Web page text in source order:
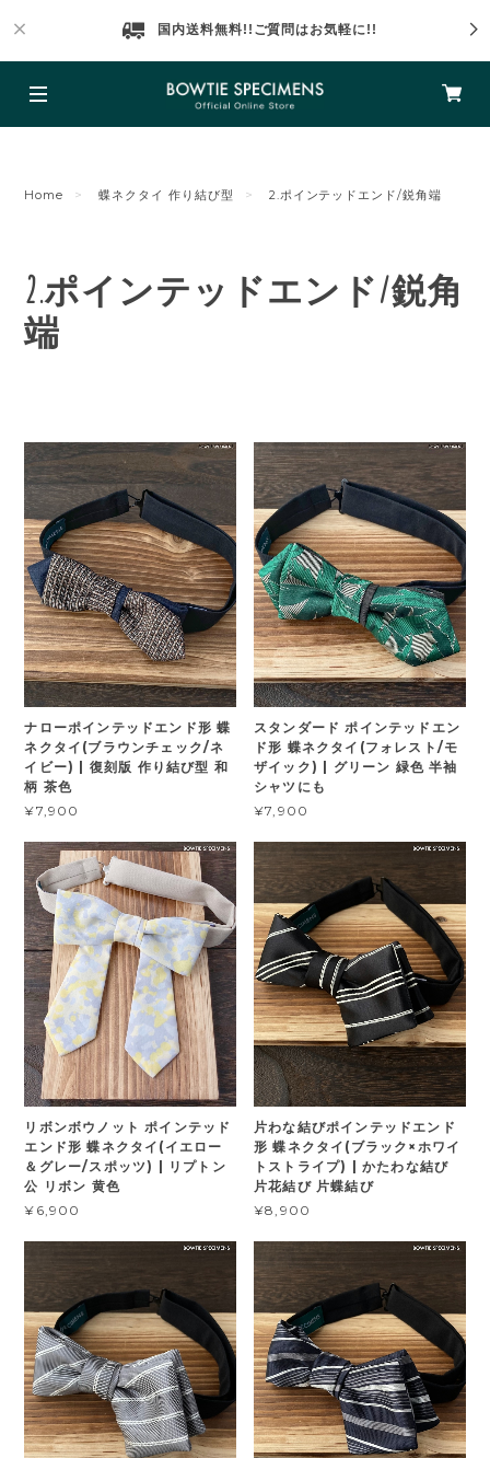
国内送料無料!!ご質問はお気軽に!!
Home 蝶ネクタイ 作り結び型 2.ポインテッドエンド/鋭角端
2.ポインテッドエンド/鋭角
端
ナローポインテッドエンド形 蝶
ネクタイ(ブラウンチェック/ネ
イビー) | 復刻版 作り結び型 和
柄 茶色
¥7,900
スタンダード ポインテッドエン
ド形 蝶ネクタイ(フォレスト/モ
ザイック) | グリーン 緑色 半袖
シャツにも
¥7,900
リボンボウノット ポインテッド
エンド形 蝶ネクタイ(イエロー
＆グレー/スポッツ) | リプトン
公 リボン 黄色
¥6,900
片わな結びポインテッドエンド
形 蝶ネクタイ(ブラック×ホワイ
トストライプ) | かたわな結び
片花結び 片蝶結び
¥8,900